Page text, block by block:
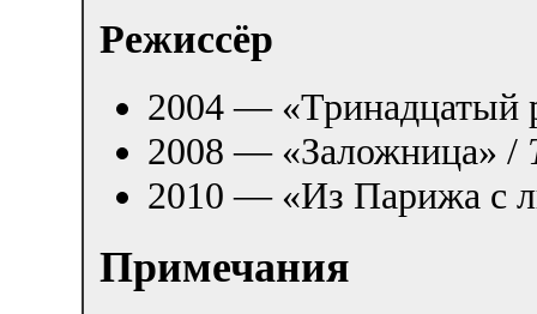
Режиссёр
2004 — «Тринадцатый
2008 — «Заложница» /
2010 — «Из Парижа с
Примечания